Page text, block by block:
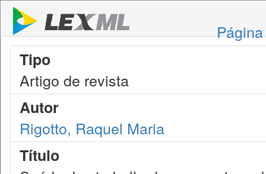
Tipo
Artigo de revista
Autor
Rigotto, Raquel Maria
Título